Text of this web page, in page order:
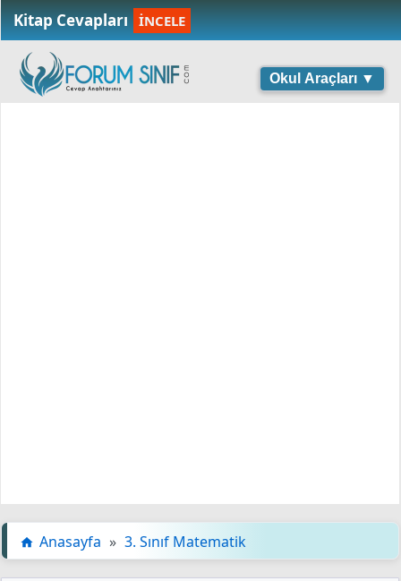
Kitap Cevapları İNCELE
Okul Araçları ▼
Anasayfa » 3. Sınıf Matematik